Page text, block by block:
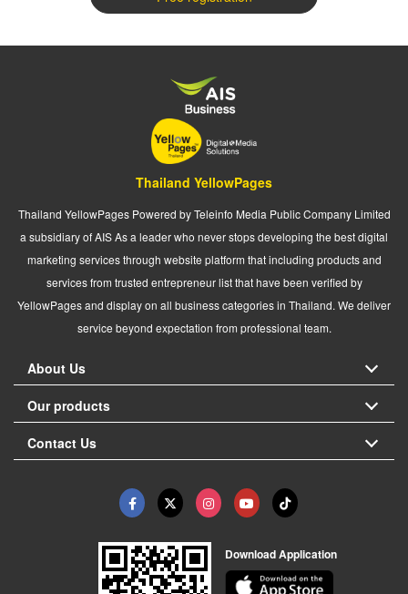
Thailand YellowPages
Thailand YellowPages Powered by Teleinfo Media Public Company Limited
a subsidiary of AIS As a leader who never stops developing the best digital
marketing services through website platform that including products and
services from trusted entrepreneur list that have been verified by
YellowPages and display on all business categories in Thailand. We deliver
service beyond expectation from professional team.
About Us
Our products
Contact Us
Download Application